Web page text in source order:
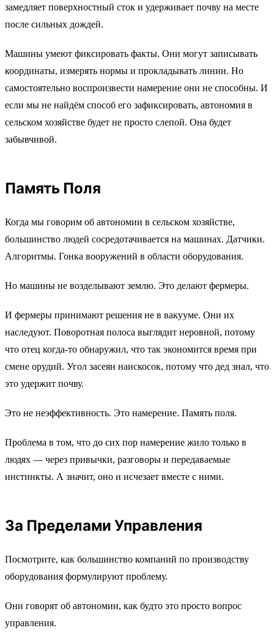
замедляет поверхностный сток и удерживает почву на месте
после сильных дождей.
Машины умеют фиксировать факты. Они могут записывать
координаты, измерять нормы и прокладывать линии. Но
самостоятельно воспроизвести намерение они не способны. И
если мы не найдём способ его зафиксировать, автономия в
сельском хозяйстве будет не просто слепой. Она будет
забывчивой.
Память Поля
Когда мы говорим об автономии в сельском хозяйстве,
большинство людей сосредотачивается на машинах. Датчики.
Алгоритмы. Гонка вооружений в области оборудования.
Но машины не возделывают землю. Это делают фермеры.
И фермеры принимают решения не в вакууме. Они их
наследуют. Поворотная полоса выглядит неровной, потому
что отец когда-то обнаружил, что так экономится время при
смене орудий. Угол засеян наискосок, потому что дед знал, что
это удержит почву.
Это не неэффективность. Это намерение. Память поля.
Проблема в том, что до сих пор намерение жило только в
людях — через привычки, разговоры и передаваемые
инстинкты. А значит, оно и исчезает вместе с ними.
За Пределами Управления
Посмотрите, как большинство компаний по производству
оборудования формулируют проблему.
Они говорят об автономии, как будто это просто вопрос
управления.